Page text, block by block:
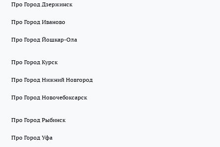
Про Город Дзержинск
Про Город Иваново
Про Город Йошкар-Ола
Про Город Курск
Про Город Нижний Новгород
Про Город Новочебоксарск
Про Город Рыбинск
Про Город Уфа